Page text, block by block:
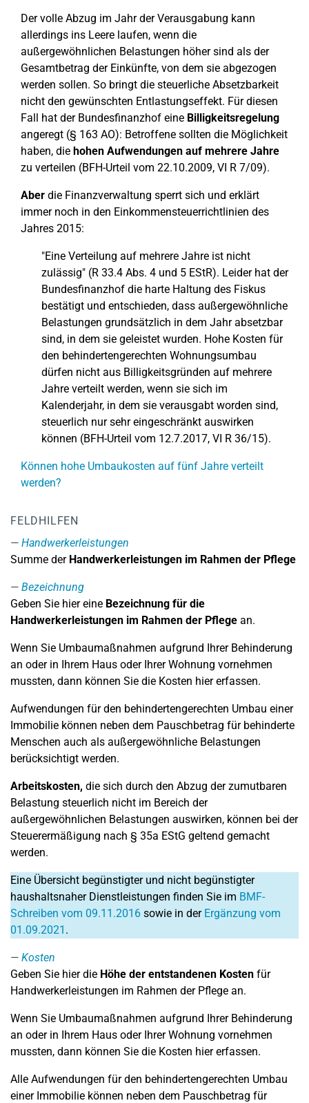
Der volle Abzug im Jahr der Verausgabung kann
allerdings ins Leere laufen, wenn die
außergewöhnlichen Belastungen höher sind als der
Gesamtbetrag der Einkünfte, von dem sie abgezogen
werden sollen. So bringt die steuerliche Absetzbarkeit
nicht den gewünschten Entlastungseffekt. Für diesen
Fall hat der Bundesfinanzhof eine Billigkeitsregelung
angeregt (§ 163 AO): Betroffene sollten die Möglichkeit
haben, die hohen Aufwendungen auf mehrere Jahre
zu verteilen (BFH-Urteil vom 22.10.2009, VI R 7/09).
Aber die Finanzverwaltung sperrt sich und erklärt
immer noch in den Einkommensteuerrichtlinien des
Jahres 2015:
"Eine Verteilung auf mehrere Jahre ist nicht
zulässig" (R 33.4 Abs. 4 und 5 EStR). Leider hat der
Bundesfinanzhof die harte Haltung des Fiskus
bestätigt und entschieden, dass außergewöhnliche
Belastungen grundsätzlich in dem Jahr absetzbar
sind, in dem sie geleistet wurden. Hohe Kosten für
den behindertengerechten Wohnungsumbau
dürfen nicht aus Billigkeitsgründen auf mehrere
Jahre verteilt werden, wenn sie sich im
Kalenderjahr, in dem sie verausgabt worden sind,
steuerlich nur sehr eingeschränkt auswirken
können (BFH-Urteil vom 12.7.2017, VI R 36/15).
Können hohe Umbaukosten auf fünf Jahre verteilt
werden?
FELDHILFEN
Handwerkerleistungen
Summe der Handwerkerleistungen im Rahmen der Pflege
Bezeichnung
Geben Sie hier eine Bezeichnung für die
Handwerkerleistungen im Rahmen der Pflege an.
Wenn Sie Umbaumaßnahmen aufgrund Ihrer Behinderung
an oder in Ihrem Haus oder Ihrer Wohnung vornehmen
mussten, dann können Sie die Kosten hier erfassen.
Aufwendungen für den behindertengerechten Umbau einer
Immobilie können neben dem Pauschbetrag für behinderte
Menschen auch als außergewöhnliche Belastungen
berücksichtigt werden.
Arbeitskosten, die sich durch den Abzug der zumutbaren
Belastung steuerlich nicht im Bereich der
außergewöhnlichen Belastungen auswirken, können bei der
Steuerermäßigung nach § 35a EStG geltend gemacht
werden.
Eine Übersicht begünstigter und nicht begünstigter
haushaltsnaher Dienstleistungen finden Sie im BMF-
Schreiben vom 09.11.2016 sowie in der Ergänzung vom
01.09.2021 .
Kosten
Geben Sie hier die Höhe der entstandenen Kosten für
Handwerkerleistungen im Rahmen der Pflege an.
Wenn Sie Umbaumaßnahmen aufgrund Ihrer Behinderung
an oder in Ihrem Haus oder Ihrer Wohnung vornehmen
mussten, dann können Sie die Kosten hier erfassen.
Alle Aufwendungen für den behindertengerechten Umbau
einer Immobilie können neben dem Pauschbetrag für